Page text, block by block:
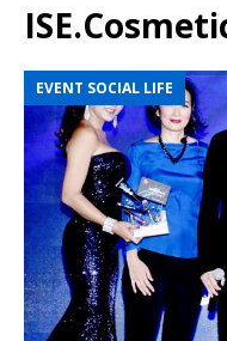
EVENT SOCIAL LIFE